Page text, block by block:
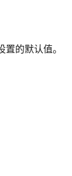
的默认值。